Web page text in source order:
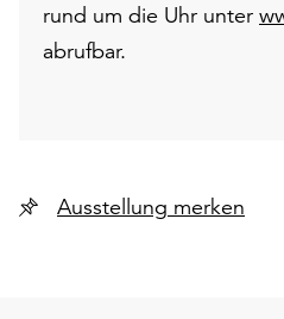
rund um die Uhr unter
abrufbar.
Ausstellung merken